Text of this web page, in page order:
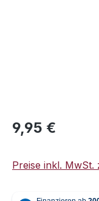
Regulärer Preis:
9,95 €
Preise inkl. MwSt.